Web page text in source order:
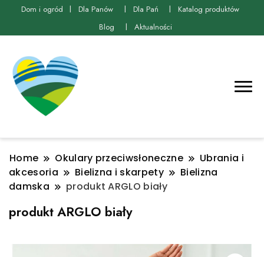
Dom i ogród Dla Panów Dla Pań
Katalog produktów
Blog
Aktualności
Home Okulary przeciwsłoneczne
Ubrania i
akcesoria
Bielizna i skarpety
Bielizna
damska
produkt ARGLO biały
produkt ARGLO biały